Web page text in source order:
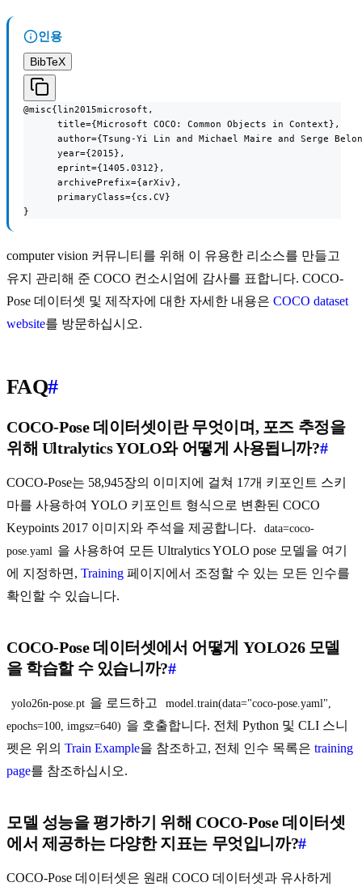
인용
BibTeX
@misc{lin2015microsoft,
      title={Microsoft COCO: Common Objects in Context},
author={Tsung-Yi Lin and Michael Maire and Serge
      year={2015},
      eprint={1405.0312},
      archivePrefix={arXiv},
      primaryClass={cs.CV}
}
computer vision 커뮤니티를 위해 이 유용한 리소스를 만들고
유지 관리해 준 COCO 컨소시엄에 감사를 표합니다. COCO-
Pose 데이터셋 및 제작자에 대한 자세한 내용은 COCO dataset
website를 방문하십시오.
FAQ#
COCO-Pose 데이터셋이란 무엇이며, 포즈 추정을
위해 Ultralytics YOLO와 어떻게 사용됩니까?#
COCO-Pose는 58,945장의 이미지에 걸쳐 17개 키포인트 스키
마를 사용하여 YOLO 키포인트 형식으로 변환된 COCO
Keypoints 2017 이미지와 주석을 제공합니다.
data=coco-
pose.yaml 을 사용하여 모든 Ultralytics YOLO pose 모델을 여기
에 지정하면, Training 페이지에서 조정할 수 있는 모든 인수를
확인할 수 있습니다.
COCO-Pose 데이터셋에서 어떻게 YOLO26 모델
을 학습할 수 있습니까?#
yolo26n-pose.pt 을 로드하고
model.train(data="coco-pose.yaml",
epochs=100, imgsz=640) 을 호출합니다. 전체 Python 및 CLI 스니
펫은 위의 Train Example을 참조하고, 전체 인수 목록은 training
page를 참조하십시오.
모델 성능을 평가하기 위해 COCO-Pose 데이터셋
에서 제공하는 다양한 지표는 무엇입니까?#
COCO-Pose 데이터셋은 원래 COCO 데이터셋과 유사하게